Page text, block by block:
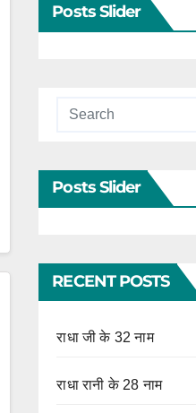
Posts Slider
Posts Slider
RECENT POSTS
राधा जी के 32 नाम
राधा रानी के 28 नाम